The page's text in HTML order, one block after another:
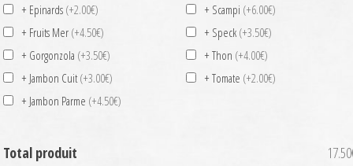
+ Epinards (+2.00€)
+ Fruits Mer (+4.50€)
+ Gorgonzola (+3.50€)
+ Jambon Cuit (+3.00€)
+ Jambon Parme (+4.50€)
+ Scampi (+6.00€)
+ Speck (+3.50€)
+ Thon (+4.00€)
+ Tomate (+2.00€)
Total produit